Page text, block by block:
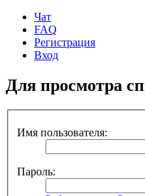
Чат
FAQ
Регистрация
Вход
Для просмотра
Имя пользователя:
Пароль: